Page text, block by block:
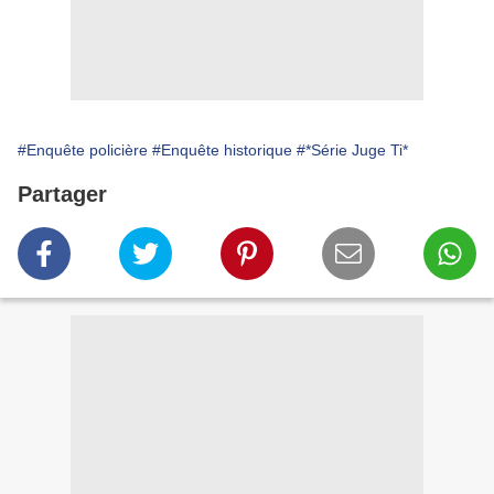
#Enquête policière #Enquête historique #*Série Juge Ti*
Partager